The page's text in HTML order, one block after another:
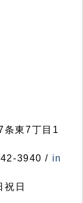
東7丁目1
3940 / in
日